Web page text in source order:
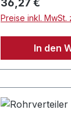
36,27 €
Preise inkl.
In den